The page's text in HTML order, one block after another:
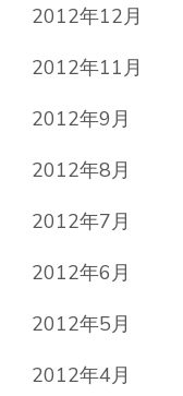
2012年12月
2012年11月
2012年9月
2012年8月
2012年7月
2012年6月
2012年5月
2012年4月